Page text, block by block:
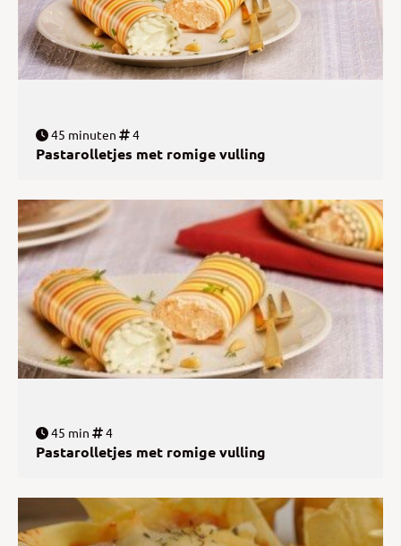
45 minuten 4
Pastarolletjes met romige vulling
45 min 4
Pastarolletjes met romige vulling